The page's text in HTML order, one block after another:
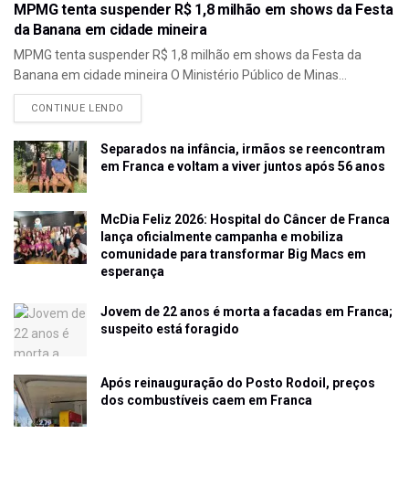
MPMG tenta suspender R$ 1,8 milhão em shows da Festa
da Banana em cidade mineira
MPMG tenta suspender R$ 1,8 milhão em shows da Festa da
Banana em cidade mineira O Ministério Público de Minas...
CONTINUE LENDO
Separados na infância, irmãos se reencontram
em Franca e voltam a viver juntos após 56 anos
McDia Feliz 2026: Hospital do Câncer de Franca
lança oficialmente campanha e mobiliza
comunidade para transformar Big Macs em
esperança
Jovem de 22 anos é morta a facadas em Franca;
suspeito está foragido
Após reinauguração do Posto Rodoil, preços
dos combustíveis caem em Franca